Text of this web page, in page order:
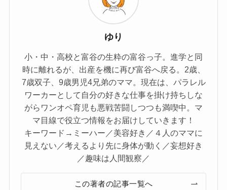
ゆり
小・中・高校と富谷の生粋の富谷っ子。進学と同
時に離れるが、出産を機に再び富谷へ戻る。2歳、
7歳双子、9歳男児4兄弟のママ。現在は、パラレル
ワーカーとして自分の好きな仕事を掛け持ちしな
がらワンオペ育児も悪戦苦闘しつつも満喫中。マ
マ目線で役立つ情報をお届けしていきます！
キーワード→ミーハー／美容好き／４人のママに
見えない／考えるより先に身体が動く／妄想好き
／趣味は人間観察／
この著者の記事一覧へ